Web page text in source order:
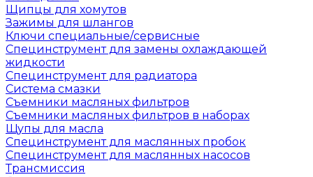
Щипцы для хомутов
Зажимы для шлангов
Ключи специальные/сервисные
Специнструмент для замены охлаждающей
жидкости
Специнструмент для радиатора
Система смазки
Съемники масляных фильтров
Съемники масляных фильтров в наборах
Щупы для масла
Специнструмент для маслянных пробок
Специнструмент для маслянных насосов
Трансмиссия